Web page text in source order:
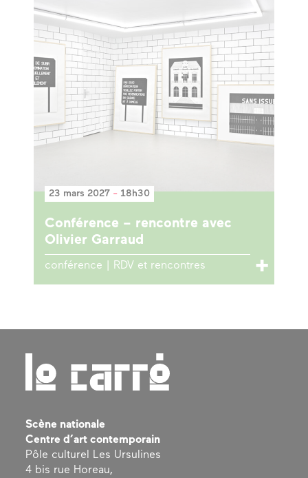
23 mars 2027 - 18h30
Conférence – rencontre avec
Olivier Garraud
conférence | RDV et rencontres
Scène nationale
Centre d’art contemporain
Pôle culturel Les Ursulines
4 bis rue Horeau,